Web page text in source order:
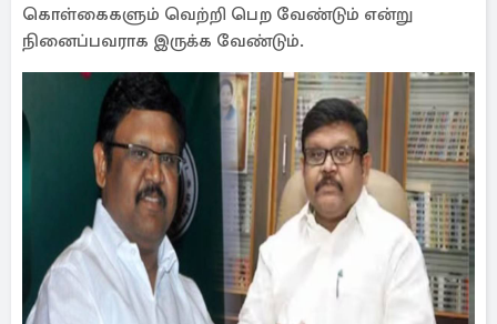
கொள்கைகளும் வெற்றி பெற வேண்டும் என்று
நினைப்பவராக இருக்க வேண்டும்.